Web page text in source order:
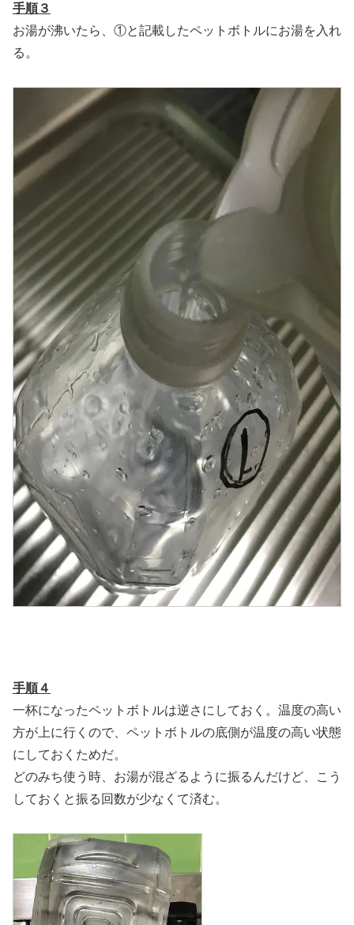
手順３
お湯が沸いたら、①と記載したペットボトルにお湯を入れ
る。
手順４
一杯になったペットボトルは逆さにしておく。温度の高い
方が上に行くので、ペットボトルの底側が温度の高い状態
にしておくためだ。
どのみち使う時、お湯が混ざるように振るんだけど、こう
しておくと振る回数が少なくて済む。